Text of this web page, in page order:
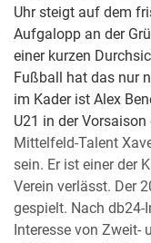
Uhr steigt auf dem
Aufgalopp an der
einer kurzen
Fußball hat das nur
im Kader ist Alex
U21 in der
Mittelfeld-Talent
sein. Er ist einer der
Verein verlässt. Der
gespielt. Nach
Interesse von